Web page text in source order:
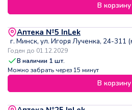
В корзину
Аптека №5 InLek
г. Минск, ул. Игоря Лученка, 24-
Годен до 01.12.2029
В наличии 1 шт.
Можно забрать через 15 минут
В корзину